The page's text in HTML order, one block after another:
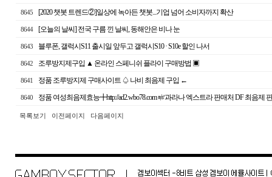
8645 [2020 챗봇 트렌드②]일상에 녹아든 챗봇...기업 넘어 소비자까지 확산
8644 [오늘의 날씨] 전국 구름 낀 날씨, 동해안은 비나 눈
8643 블루폰, 갤럭시S11 출시일 앞두고 갤럭시S10 · S10e 할인 나서
8642 조루방지제구입 ▲ 온라인 스페니쉬 플라이 구매방법 ▣
8641 정품 조루방지제 구매사이트 ♤ 나비 최음제 구입 ←
8640 정품 여성최음제효능╋http://ad2.wbo78.com ㎨과라나 엑스트라 판매처 DF 최음
목록보기 이전페이지 다음페이지